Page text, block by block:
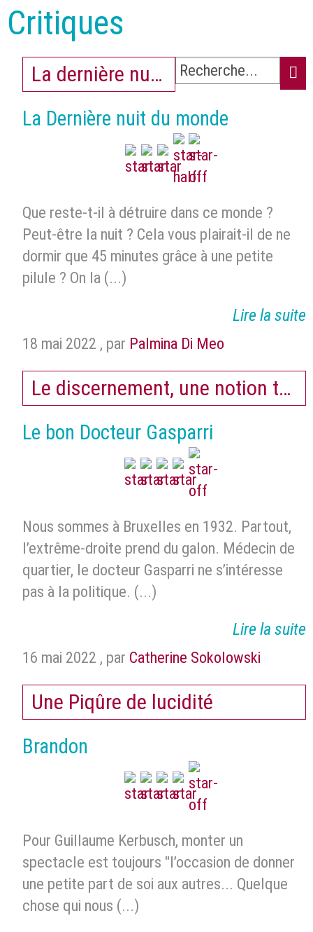
Critiques
La dernière nuit du monde
La Dernière nuit du monde
Que reste-t-il à détruire dans ce monde ?
Peut-être la nuit ? Cela vous plairait-il de ne
dormir que 45 minutes grâce à une petite
pilule ? On la (...)
Lire la suite
18 mai 2022 , par Palmina Di Meo
Le discernement, une notion très
Le bon Docteur Gasparri
Nous sommes à Bruxelles en 1932. Partout,
l’extrême-droite prend du galon. Médecin de
quartier, le docteur Gasparri ne s’intéresse
pas à la politique. (...)
Lire la suite
16 mai 2022 , par Catherine Sokolowski
Une Piqûre de lucidité
Brandon
Pour Guillaume Kerbusch, monter un
spectacle est toujours "l’occasion de donner
une petite part de soi aux autres... Quelque
chose qui nous (...)